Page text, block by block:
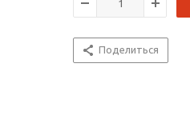
Поделиться